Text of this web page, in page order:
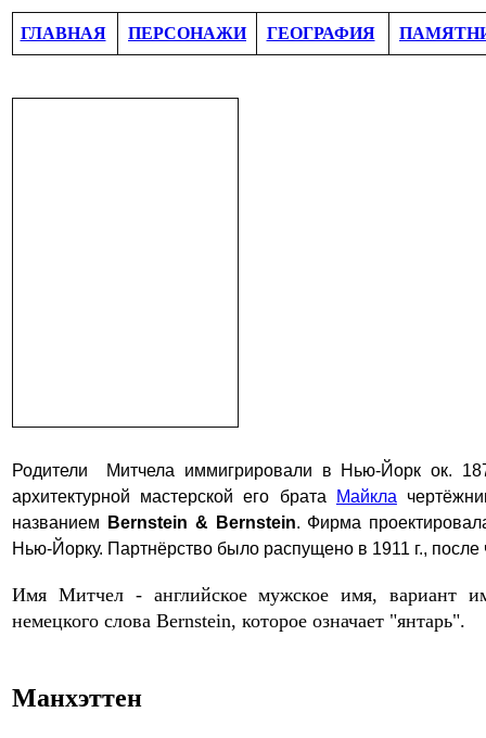
ГЛАВНАЯ ПЕРСОНАЖИ ГЕОГРАФИЯ
Родители Митчела иммигрировали в Нью-Йорк ок.
архитектурной мастерской его брата
Майкла
названием
Bernstein & Bernstein. Фирма
Нью-Йорку. Партнёрство было распущено в 1911 г.,
Имя Митчел - английское мужское имя, вариант
немецкого слова Bernstein, которое означает "янтарь".
Манхэттен